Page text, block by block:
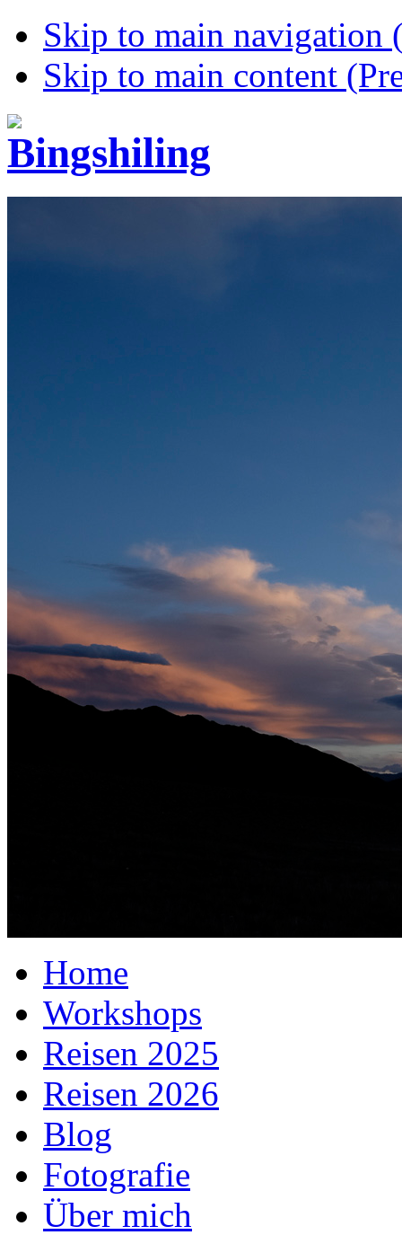
Skip to main navigation
Skip to main content
Home
Workshops
Reisen 2025
Reisen 2026
Blog
Fotografie
Über mich